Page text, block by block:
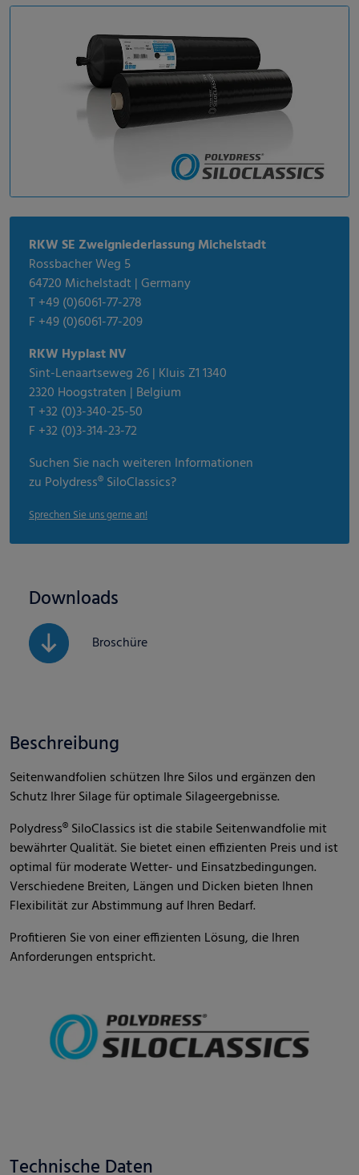
RKW SE Zweigniederlassung Michelstadt
Rossbacher Weg 5
64720 Michelstadt | Germany
T +49 (0)6061-77-278
F +49 (0)6061-77-209
RKW Hyplast NV
Sint-Lenaartseweg 26 | Kluis Z1 1340
2320 Hoogstraten | Belgium
T +32 (0)3-340-25-50
F +32 (0)3-314-23-72
Suchen Sie nach weiteren Informationen
zu Polydress® SiloClassics?
Sprechen Sie uns gerne an!
Downloads
Broschüre
Beschreibung
Seitenwandfolien schützen Ihre Silos und ergänzen den
Schutz Ihrer Silage für optimale Silageergebnisse.
Polydress® SiloClassics ist die stabile Seitenwandfolie mit
bewährter Qualität. Sie bietet einen effizienten Preis und ist
optimal für moderate Wetter- und Einsatzbedingungen.
Verschiedene Breiten, Längen und Dicken bieten Ihnen
Flexibilität zur Abstimmung auf Ihren Bedarf.
Profitieren Sie von einer effizienten Lösung, die Ihren
Anforderungen entspricht.
Technische Daten